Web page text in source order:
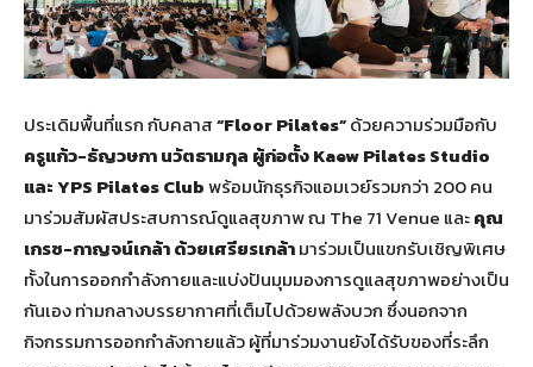
ประเดิมพื้นที่แรก กับคลาส“Floor Pilates”ด้วยความร่วมมือกับ
ครูแก้ว-ธัญวษกา นวัตธามกุล ผู้ก่อตั้ง Kaew Pilates Studio
และYPS Pilates Clubพร้อมนักธุรกิจแอมเวย์รวมกว่า 200 คน
มาร่วมสัมผัสประสบการณ์ดูแลสุขภาพ ณ The 71 Venue และคุณ
เกรซ-กาญจน์เกล้า ด้วยเศรียรเกล้ามาร่วมเป็นแขกรับเชิญพิเศษ
ทั้งในการออกกำลังกายและแบ่งปันมุมมองการดูแลสุขภาพอย่างเป็น
กันเอง ท่ามกลางบรรยากาศที่เต็มไปด้วยพลังบวก ซึ่งนอกจาก
กิจกรรมการออกกำลังกายแล้ว ผู้ที่มาร่วมงานยังได้รับของที่ระลึก